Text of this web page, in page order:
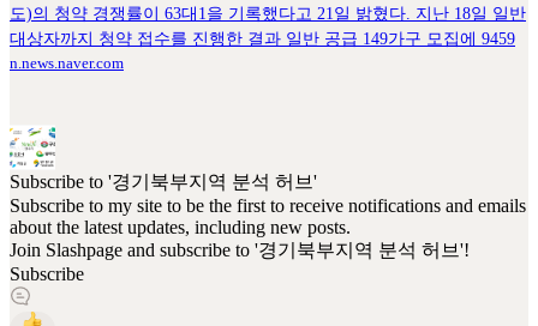
도)의 청약 경쟁률이 63대1을 기록했다고 21일 밝혔다. 지난 18일 일반
대상자까지 청약 접수를 진행한 결과 일반 공급 149가구 모집에 9459
n.news.naver.com
Subscribe to '경기북부지역 분석 허브'
Subscribe to my site to be the first to receive notifications and emails
about the latest updates, including new posts.
Join Slashpage and subscribe to '경기북부지역 분석 허브'!
Subscribe